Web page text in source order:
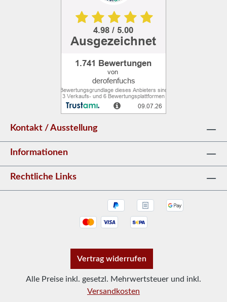
Kontakt / Ausstellung
Informationen
Rechtliche Links
Vertrag widerrufen
Alle Preise inkl. gesetzl. Mehrwertsteuer und inkl.
Versandkosten